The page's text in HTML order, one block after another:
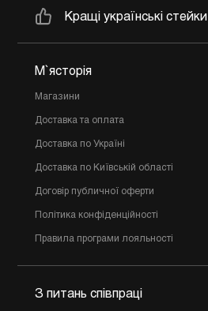
Кращі українські стейки
М`ясторія
Магазини
Доставка та оплата
Доставка по Україні
Доставка по Київській області
Договір публичної оферти
Політика конфіденційності
Правила програми лояльності
З питань співпраці